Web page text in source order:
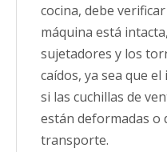
cocina, debe
máquina está
sujetadores y los
caídos, ya sea que
si las cuchillas de
están deformadas o
transporte.